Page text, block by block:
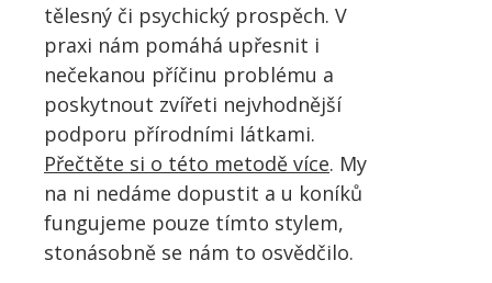
tělesný či psychický prospěch. V
praxi nám pomáhá upřesnit i
nečekanou příčinu problému a
poskytnout zvířeti nejvhodnější
podporu přírodními látkami.
Přečtěte si o této metodě více. My
na ni nedáme dopustit a u koníků
fungujeme pouze tímto stylem,
stonásobně se nám to osvědčilo.